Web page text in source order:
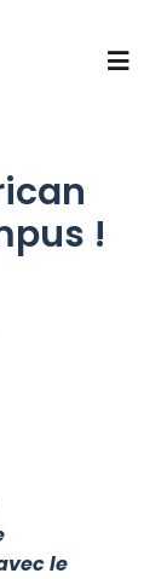
!
le